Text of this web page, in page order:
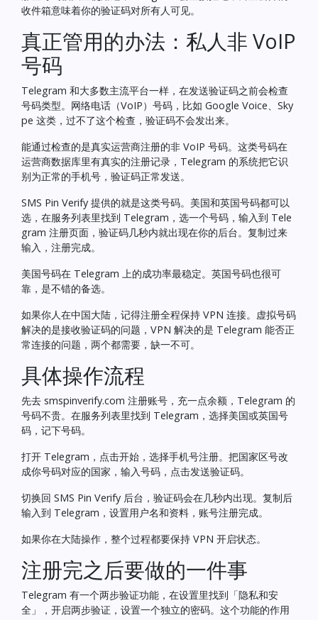
收件箱意味着你的验证码对所有人可见。
真正管用的办法：私人非 VoIP
号码
Telegram 和大多数主流平台一样，在发送验证码之前会检查
号码类型。网络电话（VoIP）号码，比如 Google Voice、Sky
pe 这类，过不了这个检查，验证码不会发出来。
能通过检查的是真实运营商注册的非 VoIP 号码。这类号码在
运营商数据库里有真实的注册记录，Telegram 的系统把它识
别为正常的手机号，验证码正常发送。
SMS Pin Verify 提供的就是这类号码。美国和英国号码都可以
选，在服务列表里找到 Telegram，选一个号码，输入到 Tele
gram 注册页面，验证码几秒内就出现在你的后台。复制过来
输入，注册完成。
美国号码在 Telegram 上的成功率最稳定。英国号码也很可
靠，是不错的备选。
如果你人在中国大陆，记得注册全程保持 VPN 连接。虚拟号码
解决的是接收验证码的问题，VPN 解决的是 Telegram 能否正
常连接的问题，两个都需要，缺一不可。
具体操作流程
先去 smspinverify.com 注册账号，充一点余额，Telegram 的
号码不贵。在服务列表里找到 Telegram，选择美国或英国号
码，记下号码。
打开 Telegram，点击开始，选择手机号注册。把国家区号改
成你号码对应的国家，输入号码，点击发送验证码。
切换回 SMS Pin Verify 后台，验证码会在几秒内出现。复制后
输入到 Telegram，设置用户名和资料，账号注册完成。
如果你在大陆操作，整个过程都要保持 VPN 开启状态。
注册完之后要做的一件事
Telegram 有一个两步验证功能，在设置里找到「隐私和安
全」，开启两步验证，设置一个独立的密码。这个功能的作用